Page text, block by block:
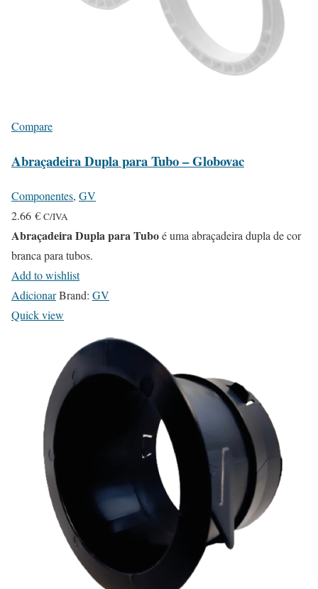
Compare
Abraçadeira Dupla para Tubo – Globovac
Componentes, GV
2.66 € C/IVA
Abraçadeira Dupla para Tuboé uma abraçadeira dupla de cor
branca para tubos.
Add to wishlist
AdicionarBrand: GV
Quick view